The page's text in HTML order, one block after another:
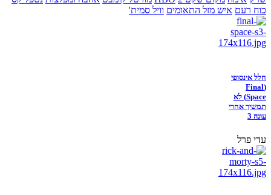
כוח רעם איש מזל התאומים וויל סמית'
חלל אינסופי
(Final
Space) לא
תמשיך אחרי
עונה 3
עדי פרל